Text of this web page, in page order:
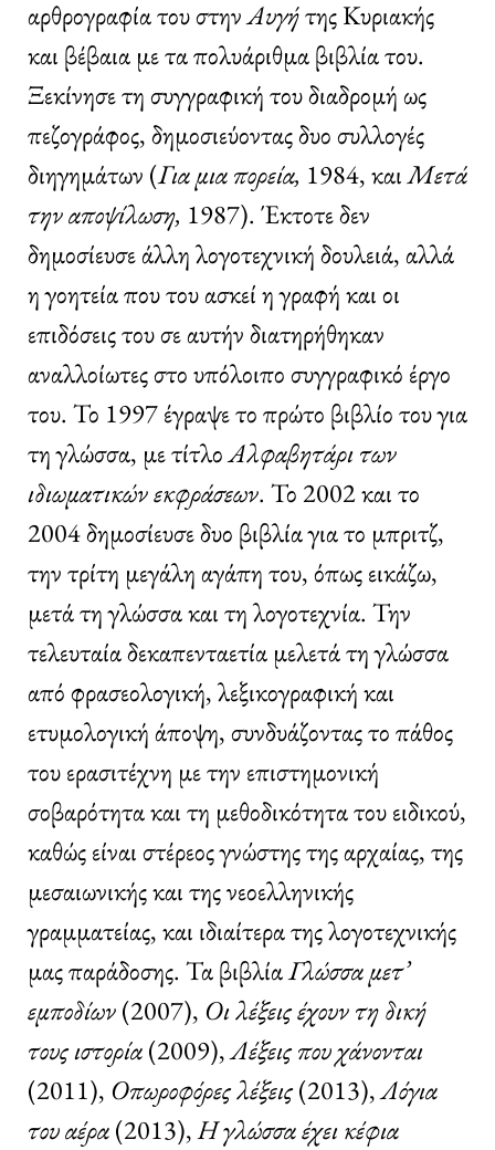
αρθρογραφία του στηνΑυγήτης Κυριακής
και βέβαια με τα πολυάριθμα βιβλία του.
Ξεκίνησε τη συγγραφική του διαδρομή ως
πεζογράφος, δημοσιεύοντας δυο συλλογές
διηγημάτων (Για μια πορεία, 1984, καιΜετά
την αποψίλωση, 1987). Έκτοτε δεν
δημοσίευσε άλλη λογοτεχνική δουλειά, αλλά
η γοητεία που του ασκεί η γραφή και οι
επιδόσεις του σε αυτήν διατηρήθηκαν
αναλλοίωτες στο υπόλοιπο συγγραφικό έργο
του. Το 1997 έγραψε το πρώτο βιβλίο του για
τη γλώσσα, με τίτλοΑλφαβητάρι των
ιδιωματικών εκφράσεων. Το 2002 και το
2004 δημοσίευσε δυο βιβλία για το μπριτζ,
την τρίτη μεγάλη αγάπη του, όπως εικάζω,
μετά τη γλώσσα και τη λογοτεχνία. Την
τελευταία δεκαπενταετία μελετά τη γλώσσα
από φρασεολογική, λεξικογραφική και
ετυμολογική άποψη, συνδυάζοντας το πάθος
του ερασιτέχνη με την επιστημονική
σοβαρότητα και τη μεθοδικότητα του ειδικού,
καθώς είναι στέρεος γνώστης της αρχαίας, της
μεσαιωνικής και της νεοελληνικής
γραμματείας, και ιδιαίτερα της λογοτεχνικής
μας παράδοσης. Τα βιβλίαΓλώσσα μετ’
εμποδίων(2007), Οι λέξεις έχουν τη δική
τους ιστορία(2009),Λέξεις που χάνονται
(2011), Οπωροφόρες λέξεις(2013),Λόγια
του αέρα(2013),Η γλώσσα έχει κέφια